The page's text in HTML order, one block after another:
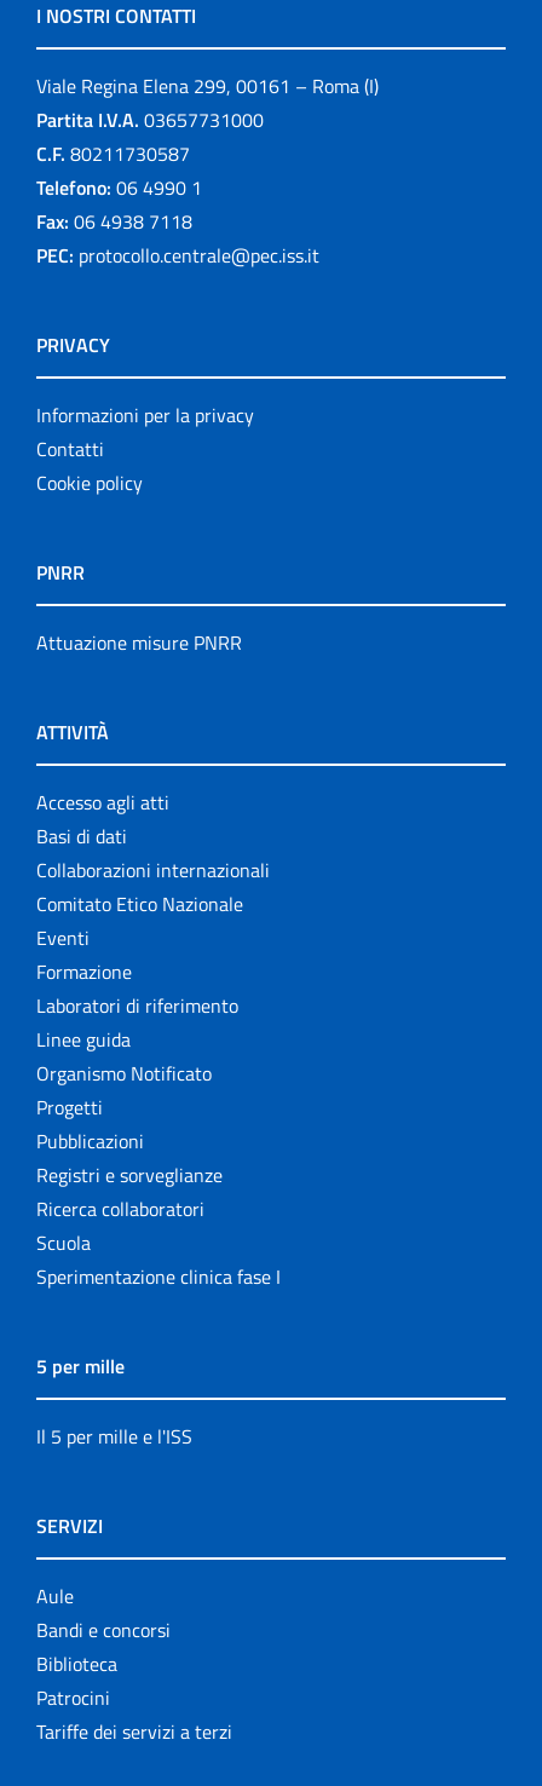
I NOSTRI CONTATTI
Viale Regina Elena 299, 00161 – Roma (I)
Partita I.V.A. 03657731000
C.F. 80211730587
Telefono: 06 4990 1
Fax: 06 4938 7118
PEC: protocollo.centrale@pec.iss.it
PRIVACY
Informazioni per la privacy
Contatti
Cookie policy
PNRR
Attuazione misure PNRR
ATTIVITÀ
Accesso agli atti
Basi di dati
Collaborazioni internazionali
Comitato Etico Nazionale
Eventi
Formazione
Laboratori di riferimento
Linee guida
Organismo Notificato
Progetti
Pubblicazioni
Registri e sorveglianze
Ricerca collaboratori
Scuola
Sperimentazione clinica fase I
5 per mille
Il 5 per mille e l'ISS
SERVIZI
Aule
Bandi e concorsi
Biblioteca
Patrocini
Tariffe dei servizi a terzi